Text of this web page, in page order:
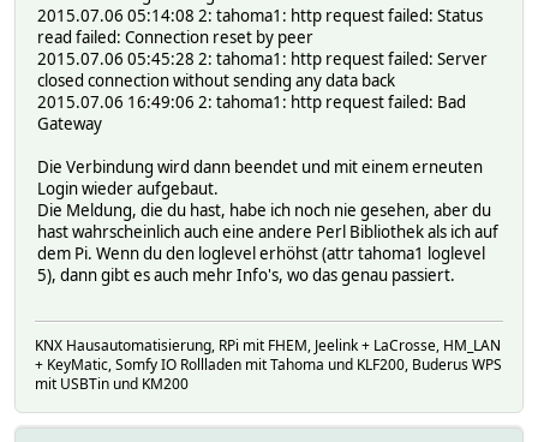
2015.07.06 05:14:08 2: tahoma1: http request failed: Status
read failed: Connection reset by peer
2015.07.06 05:45:28 2: tahoma1: http request failed: Server
closed connection without sending any data back
2015.07.06 16:49:06 2: tahoma1: http request failed: Bad
Gateway
Die Verbindung wird dann beendet und mit einem erneuten
Login wieder aufgebaut.
Die Meldung, die du hast, habe ich noch nie gesehen, aber du
hast wahrscheinlich auch eine andere Perl Bibliothek als ich auf
dem Pi. Wenn du den loglevel erhöhst (attr tahoma1 loglevel
5), dann gibt es auch mehr Info's, wo das genau passiert.
KNX Hausautomatisierung, RPi mit FHEM, Jeelink + LaCrosse, HM_LAN
+ KeyMatic, Somfy IO Rollladen mit Tahoma und KLF200, Buderus WPS
mit USBTin und KM200